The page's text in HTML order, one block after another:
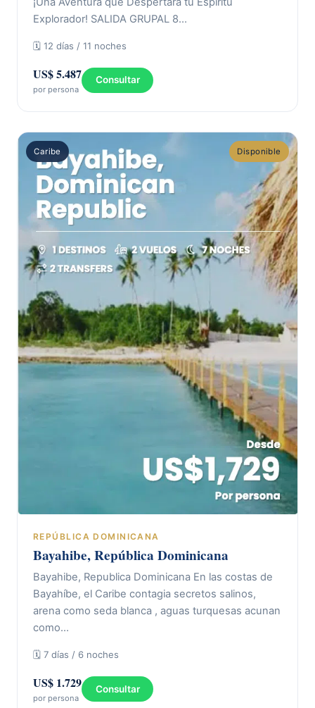
Explorador! SALIDA GRUPAL 8…
🗓 12 días / 11 noches
US$ 5.487
por persona
Consultar
Caribe Disponible
REPÚBLICA DOMINICANA
Bayahibe, República Dominicana
Bayahibe, Republica Dominicana En las costas de
Bayahíbe, el Caribe contagia secretos salinos,
arena como seda blanca , aguas turquesas acunan
como…
🗓 7 días / 6 noches
US$ 1.729
por persona
Consultar